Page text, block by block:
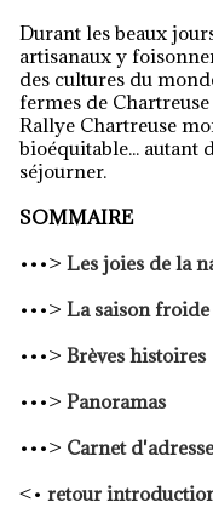
Durant les beaux
artisanaux y
des cultures du
fermes de
Rallye Chartreuse
bioéquitable... autant
séjourner.
SOMMAIRE
•••> Les joies de la
•••> La saison froide
•••> Brèves histoires
•••> Panoramas
•••> Carnet
<• retour